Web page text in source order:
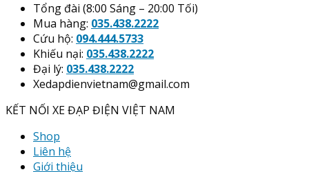
Tổng đài (8:00 Sáng – 20:00 Tối)
Mua hàng: 035.438.2222
Cứu hộ: 094.444.5733
Khiếu nại: 035.438.2222
Đại lý: 035.438.2222
Xedapdienvietnam@gmail.com
KẾT NỐI XE ĐẠP ĐIỆN VIỆT NAM
Shop
Liên hệ
Giới thiệu